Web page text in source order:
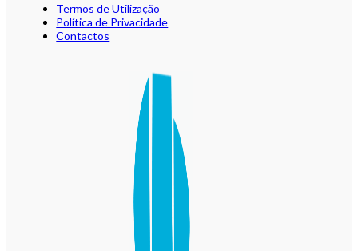
Termos de Utilização
Política de Privacidade
Contactos